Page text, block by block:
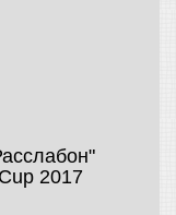
2017